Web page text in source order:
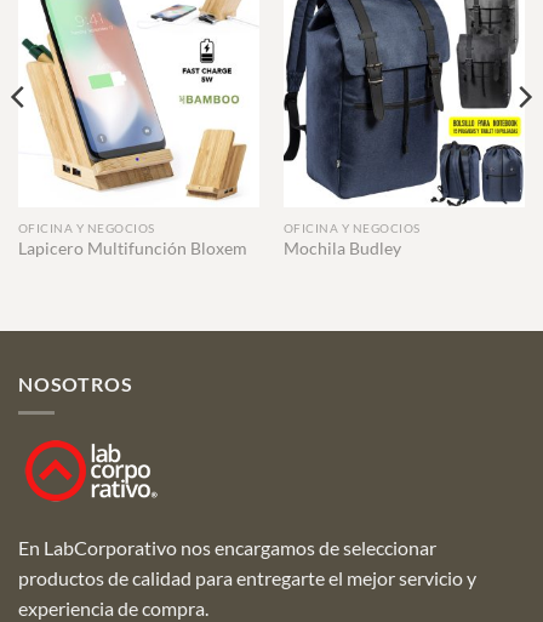
OFICINA Y NEGOCIOS
Lapicero Multifunción Bloxem
OFICINA Y NEGOCIOS
Mochila Budley
NOSOTROS
En LabCorporativo nos encargamos de seleccionar
productos de calidad para entregarte el mejor servicio y
experiencia de compra.